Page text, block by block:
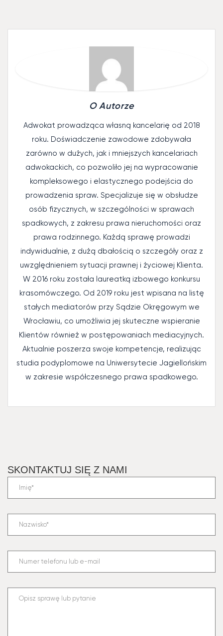
O Autorze
Adwokat prowadząca własną kancelarię od 2018
roku. Doświadczenie zawodowe zdobywała
zarówno w dużych, jak i mniejszych kancelariach
adwokackich, co pozwoliło jej na wypracowanie
kompleksowego i elastycznego podejścia do
prowadzenia spraw. Specjalizuje się w obsłudze
osób fizycznych, w szczególności w sprawach
spadkowych, z zakresu prawa nieruchomości oraz
prawa rodzinnego. Każdą sprawę prowadzi
indywidualnie, z dużą dbałością o szczegóły oraz z
uwzględnieniem sytuacji prawnej i życiowej Klienta.
W 2016 roku została laureatką izbowego konkursu
krasomówczego. Od 2019 roku jest wpisana na listę
stałych mediatorów przy Sądzie Okręgowym we
Wrocławiu, co umożliwia jej skuteczne wspieranie
Klientów również w postępowaniach mediacyjnych.
Aktualnie poszerza swoje kompetencje, realizując
studia podyplomowe na Uniwersytecie Jagiellońskim
w zakresie współczesnego prawa spadkowego.
SKONTAKTUJ SIĘ Z NAMI